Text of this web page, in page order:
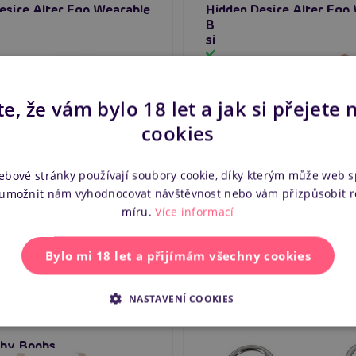
Alter Ego Wearable
With E-Cup,
prsa
Hidden Desire Alter Ego
Breasts Top With C-Cup,
silikonová prsa
Skladem
Boobs
že vám bylo 18 let a jak si přejete
cookies
stránky používají soubory cookie, díky kterým může web
nám vyhodnocovat návštěvnost nebo vám přizpůsobit
míru. Více informací
Bylo mi 18 let a přijímám všechny cookies
NASTAVENÍ COOKIES